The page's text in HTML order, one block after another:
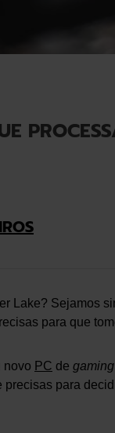
Lake? Sejamos
para que
novo PC de gaming
para